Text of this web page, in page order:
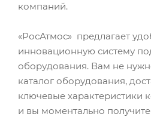
компаний.
«РосАтмос» предлагает
инновационную систему
оборудования. Вам не
каталог оборудования,
ключевые характеристики
и вы моментально получите